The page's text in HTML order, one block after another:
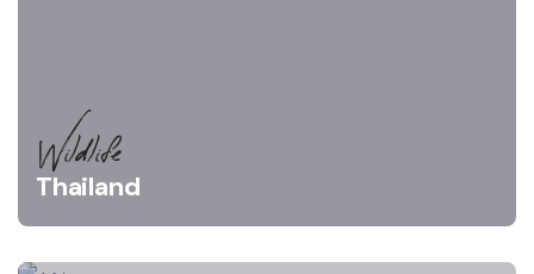
Wildlife
Thailand